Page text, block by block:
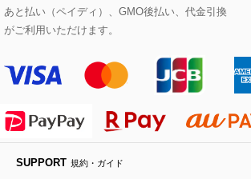
Maison de CINQ
MK MICHEL KLEIN BAG
HIROKO KOSHINO
セットアップワンピース
ステンカラーコート
ライダースジャケット
デニムジャケット
ダウンジャケット・コート
ヘアアクセサリー
ハンカチ・バンダナ
手袋
チャーム・ストラップ
ブローチ・コサージュ
ボストンバッグ
バックパック・リュック
ボディバッグ・メッセンジャーバッグ
トラベルバッグ
スニーカー
フラットシューズ
ローファー
ドレスシューズ
ローズ
カサブランカ・カラー
ラナンキュラス
ポプリアレンジ＆フレグランス
あと払い（ペイディ）、GMO後払い、代金引換
がご利用いただけます。
SUPPORT 規約・ガイド